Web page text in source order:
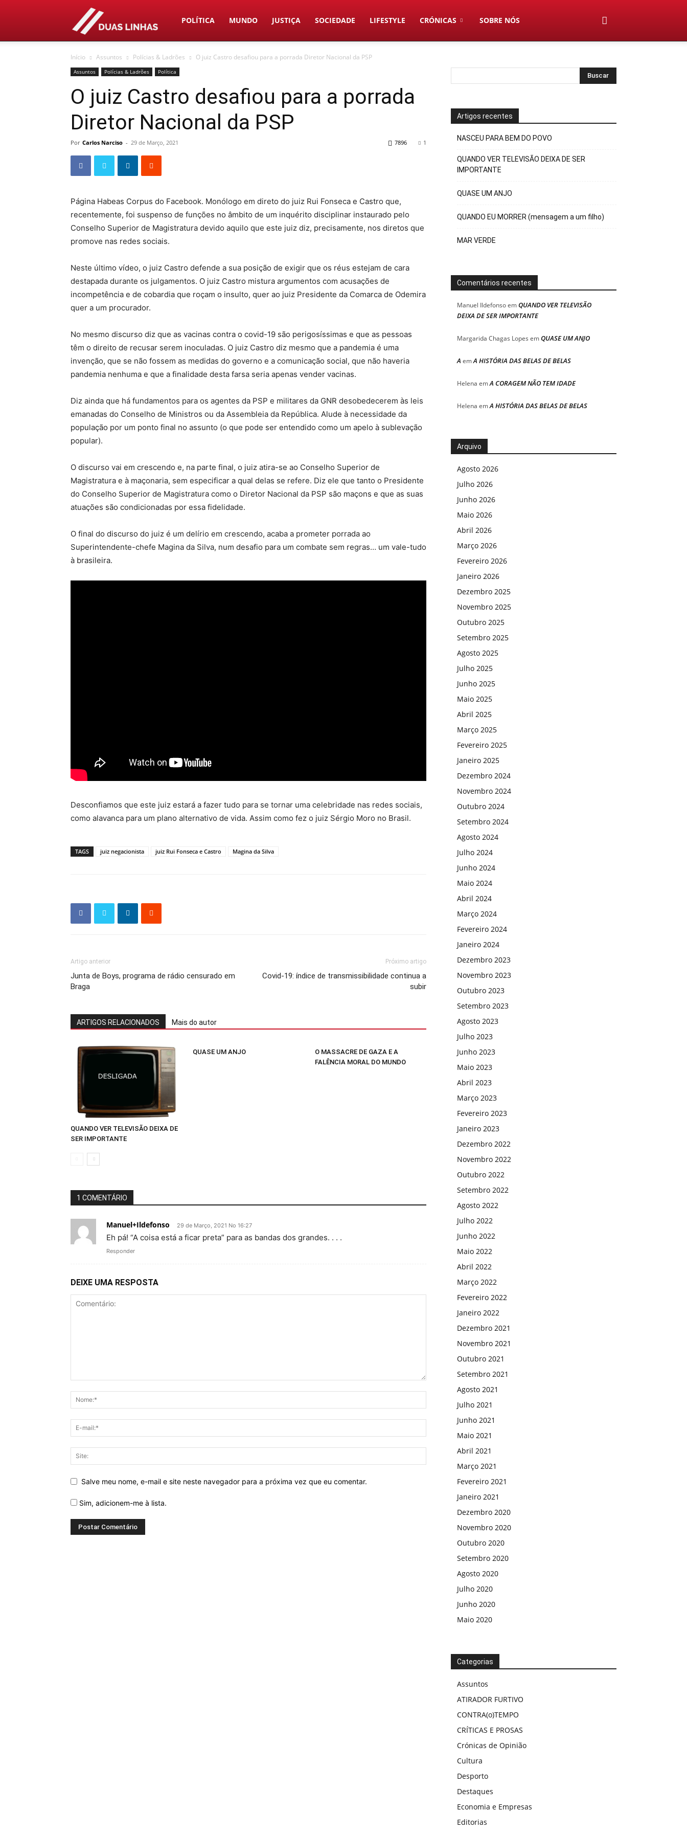
Duas
Linhas
POLÍTICA MUNDO JUSTIÇA SOCIEDADE LIFESTYLE CRÓNICAS SOBRE NÓS
Início Assuntos Polícias & Ladrões O juiz Castro desafiou para a porrada Diretor Nacional da PSP
Assuntos Polícias & Ladrões Política
O juiz Castro desafiou para a porrada
Diretor Nacional da PSP
Por Carlos Narciso - 29 de Março, 2021 1
7896
Página Habeas Corpus do Facebook. Monólogo em direto do juiz Rui Fonseca e Castro que,
recentemente, foi suspenso de funções no âmbito de um inquérito disciplinar instaurado pelo
Conselho Superior de Magistratura devido aquilo que este juiz diz, precisamente, nos diretos que
promove nas redes sociais.
Neste último vídeo, o juiz Castro defende a sua posição de exigir que os réus estejam de cara
destapada durante os julgamentos. O juiz Castro mistura argumentos com acusações de
incompetência e de cobardia que roçam o insulto, quer ao juiz Presidente da Comarca de Odemira
quer a um procurador.
No mesmo discurso diz que as vacinas contra o covid-19 são perigosíssimas e que as pessoas
têm o direito de recusar serem inoculadas. O juiz Castro diz mesmo que a pandemia é uma
invenção, que se não fossem as medidas do governo e a comunicação social, que não haveria
pandemia nenhuma e que a finalidade desta farsa seria apenas vender vacinas.
Diz ainda que há fundamentos para os agentes da PSP e militares da GNR desobedecerem às leis
emanadas do Conselho de Ministros ou da Assembleia da República. Alude à necessidade da
população por um ponto final no assunto (o que pode ser entendido como um apelo à sublevação
popular).
O discurso vai em crescendo e, na parte final, o juiz atira-se ao Conselho Superior de
Magistratura e à maçonaria, sem especificar a qual delas se refere. Diz ele que tanto o Presidente
do Conselho Superior de Magistratura como o Diretor Nacional da PSP são maçons e que as suas
atuações são condicionadas por essa fidelidade.
O final do discurso do juiz é um delírio em crescendo, acaba a prometer porrada ao
Superintendente-chefe Magina da Silva, num desafio para um combate sem regras… um vale-tudo
à brasileira.
Desconfiamos que este juiz estará a fazer tudo para se tornar uma celebridade nas redes sociais,
como alavanca para um plano alternativo de vida. Assim como fez o juiz Sérgio Moro no Brasil.
TAGS juiz negacionista juiz Rui Fonseca e Castro Magina da Silva
Artigo anterior
Junta de Boys, programa de rádio censurado em
Braga
Próximo artigo
Covid-19: índice de transmissibilidade continua a
subir
ARTIGOS RELACIONADOS Mais do autor
QUANDO VER TELEVISÃO DEIXA DE
SER IMPORTANTE
QUASE UM ANJO
O MASSACRE DE GAZA E A
FALÊNCIA MORAL DO MUNDO
1 COMENTÁRIO
Manuel+Ildefonso 29 de Março, 2021 No 16:27
Eh pá! “A coisa está a ficar preta” para as bandas dos grandes. . . .
Responder
DEIXE UMA RESPOSTA
Salve meu nome, e-mail e site neste navegador para a próxima vez que eu comentar.
Sim, adicionem-me à lista.
Artigos recentes
NASCEU PARA BEM DO POVO
QUANDO VER TELEVISÃO DEIXA DE SER
IMPORTANTE
QUASE UM ANJO
QUANDO EU MORRER (mensagem a um filho)
MAR VERDE
Comentários recentes
Manuel IldefonsoemQUANDO VER TELEVISÃO
DEIXA DE SER IMPORTANTE
Margarida Chagas Lopes emQUASE UM ANJO
A emA HISTÓRIA DAS BELAS DE BELAS
Helena emA CORAGEM NÃO TEM IDADE
Helena emA HISTÓRIA DAS BELAS DE BELAS
Arquivo
Agosto 2026
Julho 2026
Junho 2026
Maio 2026
Abril 2026
Março 2026
Fevereiro 2026
Janeiro 2026
Dezembro 2025
Novembro 2025
Outubro 2025
Setembro 2025
Agosto 2025
Julho 2025
Junho 2025
Maio 2025
Abril 2025
Março 2025
Fevereiro 2025
Janeiro 2025
Dezembro 2024
Novembro 2024
Outubro 2024
Setembro 2024
Agosto 2024
Julho 2024
Junho 2024
Maio 2024
Abril 2024
Março 2024
Fevereiro 2024
Janeiro 2024
Dezembro 2023
Novembro 2023
Outubro 2023
Setembro 2023
Agosto 2023
Julho 2023
Junho 2023
Maio 2023
Abril 2023
Março 2023
Fevereiro 2023
Janeiro 2023
Dezembro 2022
Novembro 2022
Outubro 2022
Setembro 2022
Agosto 2022
Julho 2022
Junho 2022
Maio 2022
Abril 2022
Março 2022
Fevereiro 2022
Janeiro 2022
Dezembro 2021
Novembro 2021
Outubro 2021
Setembro 2021
Agosto 2021
Julho 2021
Junho 2021
Maio 2021
Abril 2021
Março 2021
Fevereiro 2021
Janeiro 2021
Dezembro 2020
Novembro 2020
Outubro 2020
Setembro 2020
Agosto 2020
Julho 2020
Junho 2020
Maio 2020
Categorias
Assuntos
ATIRADOR FURTIVO
CONTRA(o)TEMPO
CRÍTICAS E PROSAS
Crónicas de Opinião
Cultura
Desporto
Destaques
Economia e Empresas
Editorias